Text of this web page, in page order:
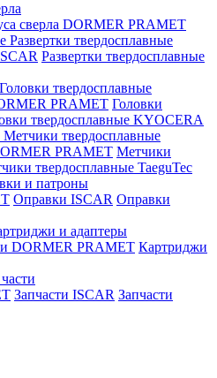
сверла DORMER PRAMET
Развертки твердосплавные
Развертки твердосплавные
Головки твердосплавные
PRAMET Головки
твердосплавные KYOCERA
Метчики твердосплавные
PRAMET Метчики
твердосплавные TaeguTec
и патроны
Оправки ISCAR Оправки
и адаптеры
DORMER PRAMET Картриджи
Запчасти ISCAR Запчасти